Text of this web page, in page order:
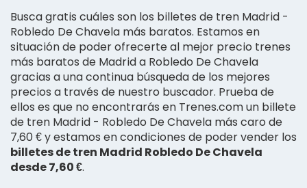
Busca gratis cuáles son los billetes de tren Madrid -
Robledo De Chavela más baratos. Estamos en
situación de poder ofrecerte al mejor precio trenes
más baratos de Madrid a Robledo De Chavela
gracias a una continua búsqueda de los mejores
precios a través de nuestro buscador. Prueba de
ellos es que no encontrarás en Trenes.com un billete
de tren Madrid - Robledo De Chavela más caro de
7,60 € y estamos en condiciones de poder vender los
billetes de tren Madrid Robledo De Chavela
desde 7,60 €.